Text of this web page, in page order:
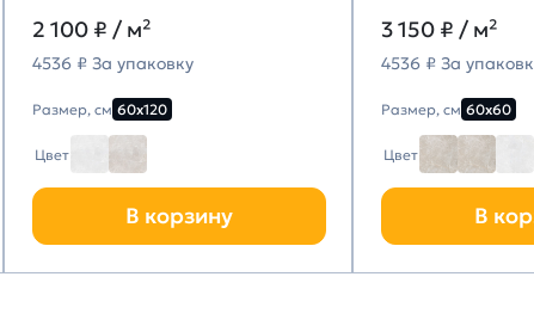
2 100 ₽ / м²
4536 ₽ За упаковку
Размер, см 60х120
Цвет
В корзину
3 150 ₽ / м²
4536 ₽ За
Размер, см 60х60
Цвет
В